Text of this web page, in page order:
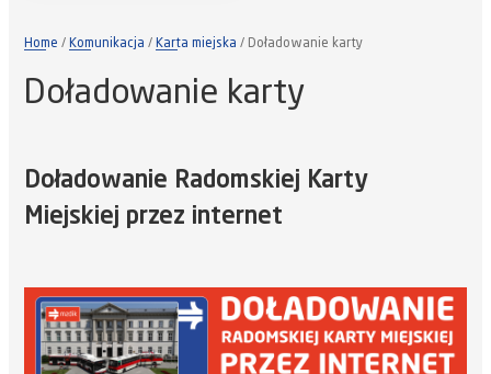
Home Komunikacja Karta miejska Doładowanie karty
Doładowanie karty
Doładowanie Radomskiej Karty
Miejskiej przez internet